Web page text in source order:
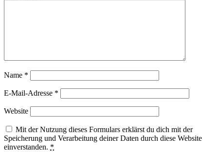
Name *
E-Mail-Adresse *
Website
Mit der Nutzung dieses Formulars erklärst du dich mit der
Speicherung und Verarbeitung deiner Daten durch diese Website
einverstanden. *